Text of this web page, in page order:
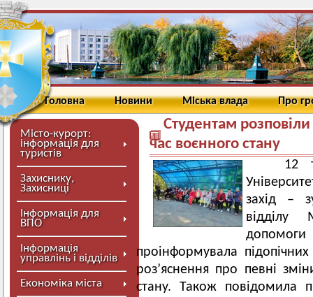
Головна Новини Міська влада Про
Місто-курорт:
інформація для
туристів
Захиснику,
Захисниці
Інформація для
ВПО
Інформація
управлінь і відділів
Економіка міста
Студентам
час воєнного стану
12
захід –
відділу
проінформувала
роз’яснення про певні
стану. Також повідомила